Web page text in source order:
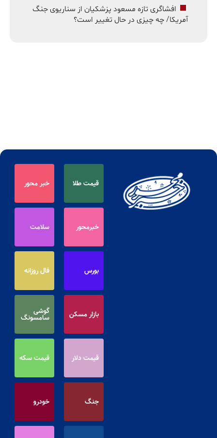
افشاگری تازه مسعود پزشکیان از سناریوی جنگ
آمریکا/ چه چیزی در حال تغییر است؟
قیمت طلا خبر محور
خبرمحور سلامت
بورس فال روزانه
بازار مسکن گوشی
سامسونگ
قیمت دلار قیمت سکه
جنگ خودرو